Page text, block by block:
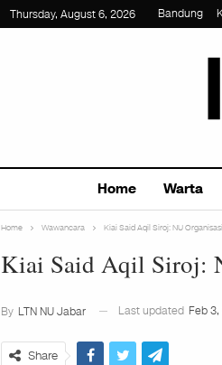
Thursday, August 6, 2026 Bandung
Home Warta
Home Wawancara Kiai Said Aqil Siroj: NU
Kiai Said Aqil Siroj:
By LTN NU Jabar Last updated Feb
Share